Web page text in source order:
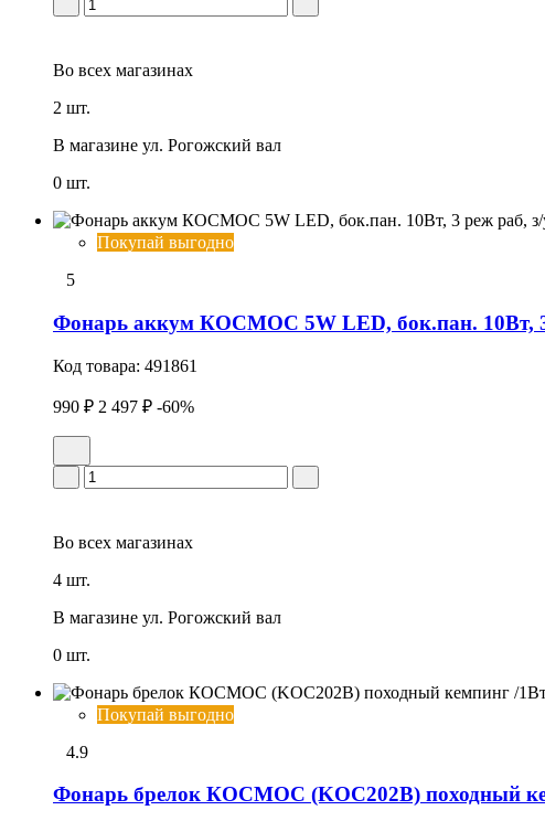
Во всех магазинах
2 шт.
В магазине ул. Рогожский вал
0 шт.
Покупай выгодно
5
Фонарь аккум КОСМОС 5W LED, бок.пан. 10Вт, 3
Код товара: 491861
990 ₽ 2 497 ₽ -60%
Во всех магазинах
4 шт.
В магазине ул. Рогожский вал
0 шт.
Покупай выгодно
4.9
Фонарь брелок КОСМОС (KOC202B) походный